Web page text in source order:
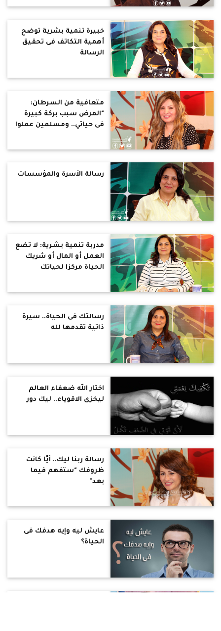
خبيرة تنمية بشرية توضح
أهمية التكاتف فى تحقيق
الرسالة
متعافية من السرطان:
"المرض سبب بركة كبيرة
فى حياتي.. ومسلمين عملوا
رسالة الأسرة والمؤسسات
مدربة تنمية بشرية: لا تضع
العمل أو المال أو شريك
الحياة مركزا لحياتك
رسالتك فى الحياة.. سيرة
ذاتية تقدمها لله
اختار الله ضعفاء العالم
ليخزى الاقوياء.. ليك دور
رسالة ربنا ليك.. أيًا كانت
ظروفك "ستفهم فيما
بعد"
عايش ليه وإيه هدفك فى
الحياة؟